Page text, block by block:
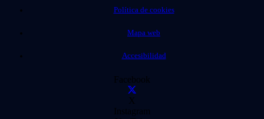
Política de cookies
Mapa web
Accesibilidad
Facebook
X
Instagram